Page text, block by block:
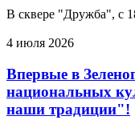
В сквере "Дружба", с
4 июля 2026
Впервые в
национальных
наши традиции"!